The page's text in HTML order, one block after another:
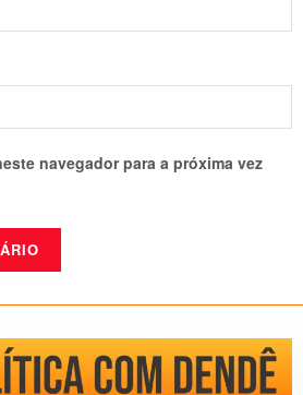
navegador para a próxima vez